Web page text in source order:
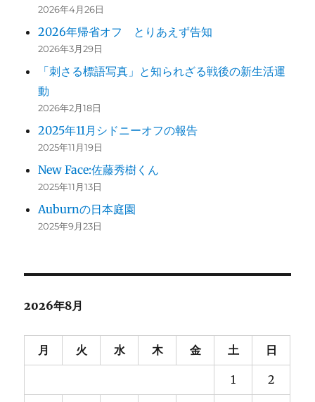
2026年4月26日
2026年帰省オフ とりあえず告知
2026年3月29日
「刺さる標語写真」と知られざる戦後の新生活運
動
2026年2月18日
2025年11月シドニーオフの報告
2025年11月19日
New Face:佐藤秀樹くん
2025年11月13日
Auburnの日本庭園
2025年9月23日
2026年8月
月 火 水 木 金 土 日
1 2